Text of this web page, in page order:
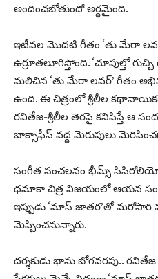
అందించబోతుందో అర్థమైంది.
ఇటీవల మొదటి గీతం ‘తు మేరా
ఉర్రూతలూగిస్తోంది. ‘చూపుల్తో
మలిచిన ‘తు మేరా లవర్’ గీతం
ఉంది. ఈ చిత్రంలో శ్రీలీల
రవితేజ-శ్రీలీల తెరపై కనిపిస్తే ఆ
బాక్సాఫీస్ వద్ద మెరుపులు
సంగీత సంచలనం భీమ్స్ సిసిరోలియో
ధమాకా చిత్ర విజయంలో ఆయన
ఇప్పుడు ‘మాస్ జాతర’తో మరోసారి
మెప్పించనున్నారు.
దర్శకుడు భాను బోగవరపు..